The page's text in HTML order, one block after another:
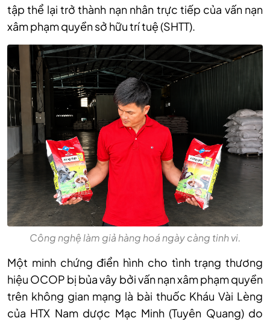
tập thể lại trở thành nạn nhân trực tiếp của vấn nạn
xâm phạm quyền sở hữu trí tuệ (SHTT).
Công nghệ làm giả hàng hoá ngày càng tinh vi.
Một minh chứng điển hình cho tình trạng thương
hiệu OCOP bị bủa vây bởi vấn nạn xâm phạm quyền
trên không gian mạng là bài thuốc Kháu Vài Lèng
của HTX Nam dược Mạc Minh (Tuyên Quang) do